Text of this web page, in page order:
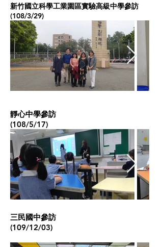
新竹國立科學工業園區實驗高級中學參訪
(108/3/29)
靜心中學參訪
(108/5/17)
​三民國中參訪
(109/12/03)